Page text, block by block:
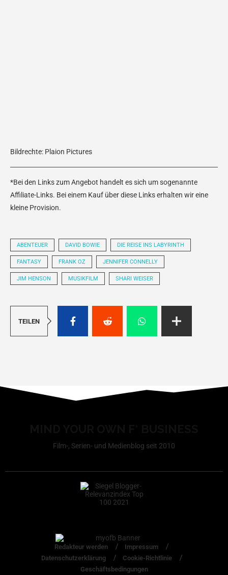
Bildrechte: Plaion Pictures
*Bei den Links zum Angebot handelt es sich um sogenannte
Affiliate-Links. Bei einem Kauf über diese Links erhalten wir eine
kleine Provision.
ABENTEUER DAVID BOWIE DIE REISE INS LABYRINTH
FANTASY FRANK OZ JENNIFER CONNELLY
JIM HENSON MUSIKFILM SHARI WEISER
TEILEN
Film-, Serien- und Medienblog seit 2010
Redakteur werden
Impressum
Datenschutzerklärung
Cookie-Richtlinie
Geschäftsbedingungen